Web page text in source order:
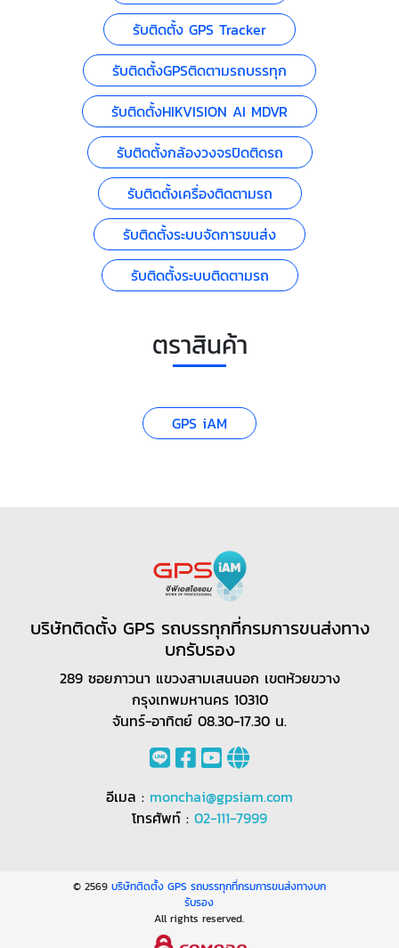
รับติดตั้ง GPS Tracker
รับติดตั้งGPSติดตามรถบรรทุก
รับติดตั้งHIKVISION AI MDVR
รับติดตั้งกล้องวงจรปิดติดรถ
รับติดตั้งเครื่องติดตามรถ
รับติดตั้งระบบจัดการขนส่ง
รับติดตั้งระบบติดตามรถ
ตราสินค้า
GPS iAM
บริษัทติดตั้ง GPS รถบรรทุกที่กรมการขนส่งทาง
บกรับรอง
289 ซอยภาวนา แขวงสามเสนนอก เขตห้วยขวาง
กรุงเทพมหานคร 10310
จันทร์-อาทิตย์ 08.30-17.30 น.
อีเมล : monchai@gpsiam.com
โทรศัพท์ : 02-111-7999
© 2569 บริษัทติดตั้ง GPS รถบรรทุกที่กรมการขนส่งทางบก
รับรอง
All rights reserved.